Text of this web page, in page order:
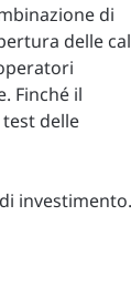
di
delle
Finché il
delle
investimento.